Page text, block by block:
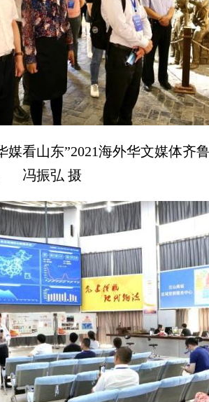
山东”2021海外华文媒体齐鲁
冯振弘 摄